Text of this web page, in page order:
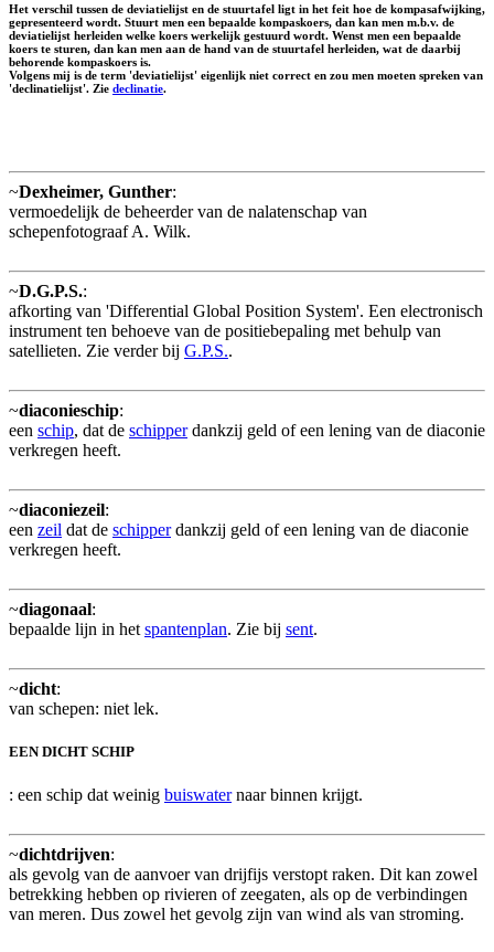
Het verschil tussen de deviatielijst en de stuurtafel ligt in het feit hoe de kompasafwijking,
gepresenteerd wordt. Stuurt men een bepaalde kompaskoers, dan kan men m.b.v. de
deviatielijst herleiden welke koers werkelijk gestuurd wordt. Wenst men een bepaalde
koers te sturen, dan kan men aan de hand van de stuurtafel herleiden, wat de daarbij
behorende kompaskoers is.
Volgens mij is de term 'deviatielijst' eigenlijk niet correct en zou men moeten spreken van
'declinatielijst'. Zie declinatie.
~Dexheimer, Gunther:
vermoedelijk de beheerder van de nalatenschap van
schepenfotograaf A. Wilk.
~D.G.P.S.:
afkorting van 'Differential Global Position System'. Een electronisch
instrument ten behoeve van de positiebepaling met behulp van
satellieten. Zie verder bij G.P.S..
~diaconieschip:
een schip, dat de schipperdankzij geld of een lening van de diaconie
verkregen heeft.
~diaconiezeil:
een zeil dat de schipperdankzij geld of een lening van de diaconie
verkregen heeft.
~diagonaal:
bepaalde lijn in het spantenplan. Zie bij sent.
~dicht:
van schepen: niet lek.
EEN DICHT SCHIP
: een schip dat weinig buiswaternaar binnen krijgt.
~dichtdrijven:
als gevolg van de aanvoer van drijfijs verstopt raken. Dit kan zowel
betrekking hebben op rivieren of zeegaten, als op de verbindingen
van meren. Dus zowel het gevolg zijn van wind als van stroming.